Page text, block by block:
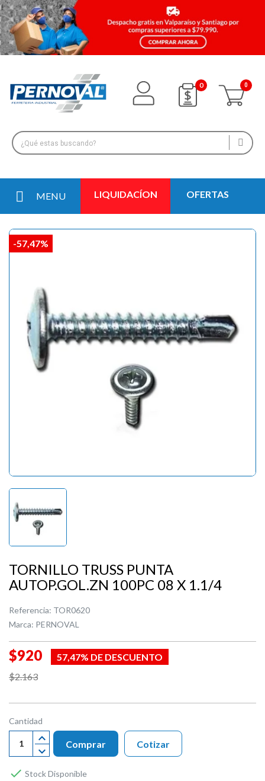
0
MENU LIQUIDACÍON OFERTAS
-57,47%
TORNILLO TRUSS PUNTA
AUTOP.GOL.ZN 100PC 08 X 1.1/4
Referencia: TOR0620
Marca: PERNOVAL
$920
57,47% DE DESCUENTO
$2.163
Cantidad
Comprar
 Stock Disponible
Cotizar